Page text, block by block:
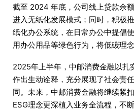
截至 2024 年底，公司线上贷款余
进入无纸化发展模式；同时，积极
纸化办公系统，在日常办公中提倡
用办公用品等绿色行为，将低碳理
2025年上半年，中邮消费金融以扎
作出生动诠释，充分展现了社会责
同。未来，中邮消费金融将继续紧
ESG理念更深植入业务全流程，不